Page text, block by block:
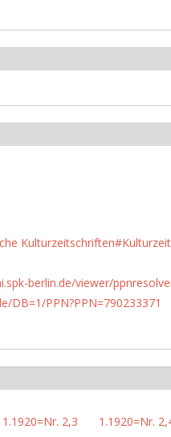
berlin.de/viewer/
DB=1/PPN?PPN=790233371
1.1920=Nr. 2,3 1.1920=Nr.